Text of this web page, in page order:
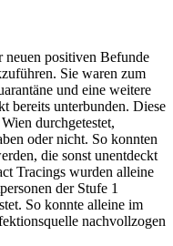
neuen positiven Befunde
Sie waren zum
und eine weitere
bereits unterbunden. Diese
durchgetestet,
oder nicht. So konnten
die sonst unentdeckt
Tracings wurden alleine
der Stufe 1
So konnte alleine im
nachvollzogen